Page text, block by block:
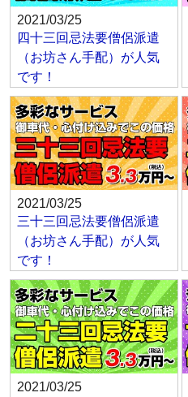
2021/03/25
四十三回忌法要僧侶派遣
（お坊さん手配）が人気
です！
2021/03/25
三十三回忌法要僧侶派遣
（お坊さん手配）が人気
です！
2021/03/25